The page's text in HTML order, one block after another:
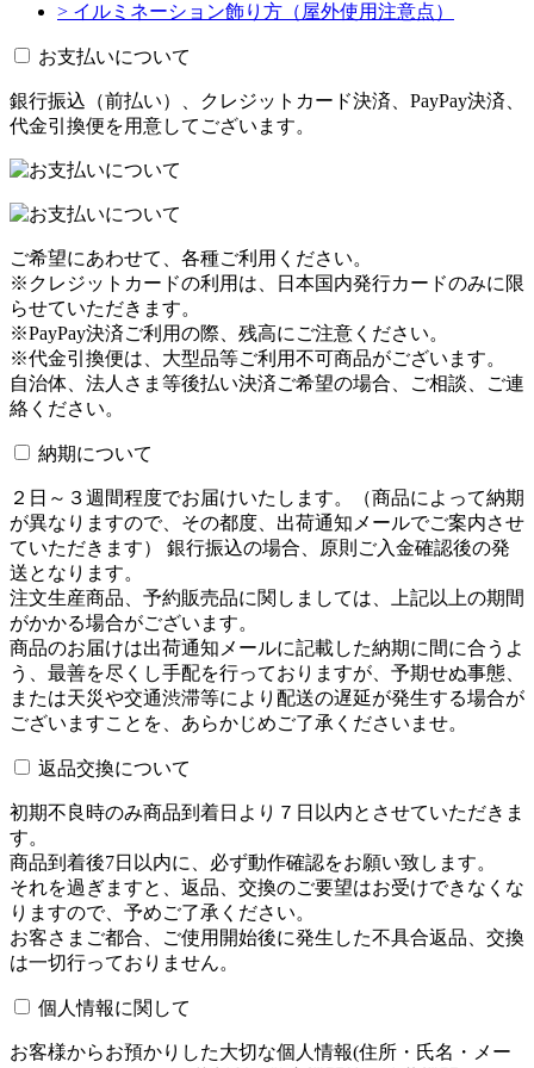
> イルミネーション飾り方（屋外使用注意点）
お支払いについて
銀行振込（前払い）、クレジットカード決済、PayPay決済、
代金引換便を用意してございます。
ご希望にあわせて、各種ご利用ください。
※クレジットカードの利用は、日本国内発行カードのみに限
らせていただきます。
※PayPay決済ご利用の際、残高にご注意ください。
※代金引換便は、大型品等ご利用不可商品がございます。
自治体、法人さま等後払い決済ご希望の場合、ご相談、ご連
絡ください。
納期について
２日～３週間程度でお届けいたします。（商品によって納期
が異なりますので、その都度、出荷通知メールでご案内させ
ていただきます） 銀行振込の場合、原則ご入金確認後の発
送となります。
注文生産商品、予約販売品に関しましては、上記以上の期間
がかかる場合がございます。
商品のお届けは出荷通知メールに記載した納期に間に合うよ
う、最善を尽くし手配を行っておりますが、予期せぬ事態、
または天災や交通渋滞等により配送の遅延が発生する場合が
ございますことを、あらかじめご了承くださいませ。
返品交換について
初期不良時のみ商品到着日より７日以内とさせていただきま
す。
商品到着後7日以内に、必ず動作確認をお願い致します。
それを過ぎますと、返品、交換のご要望はお受けできなくな
りますので、予めご了承ください。
お客さまご都合、ご使用開始後に発生した不具合返品、交換
は一切行っておりません。
個人情報に関して
お客様からお預かりした大切な個人情報(住所・氏名・メー